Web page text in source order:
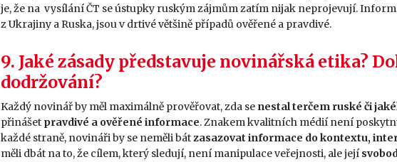
je, že na vysílání ČT se ústupky ruským zájmům zatím nijak neprojevují.
z Ukrajiny a Ruska, jsou v drtivé většině případů ověřené a pravdivé.
9. Jaké zásady představuje novinářská etika?
dodržování?
Každý novinář by měl maximálně prověřovat, zda se nestal terčem ruské či
přinášet pravdivé a ověřené informace. Znakem kvalitních médií není
každé straně, novináři by se neměli bátzasazovat informace do kontextu,
měli dbát na to, že cílem, který sledují, není manipulace veřejnosti, ale její